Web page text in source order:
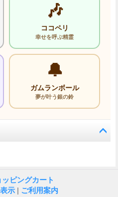
🎶
ココペリ
幸せを呼ぶ精霊
🔔
ガムランボール
夢が叶う銀の鈴
ッピングカート
示 | ご利用案内